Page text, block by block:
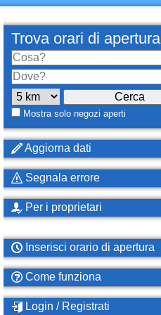
Trova orari di apertura
Mostra solo negozi aperti
Aggiorna dati
Segnala errore
Per i proprietari
Inserisci orario di apertura
Come funziona
Login / Registrati